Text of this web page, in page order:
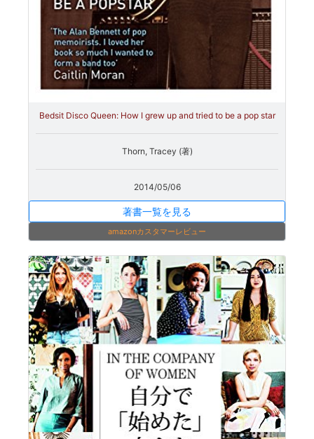
Bedsit Disco Queen: How I grew up and tried to be a pop star
Thorn, Tracey (著)
2014/05/06
著書一覧を見る
amazonカスタマーレビュー